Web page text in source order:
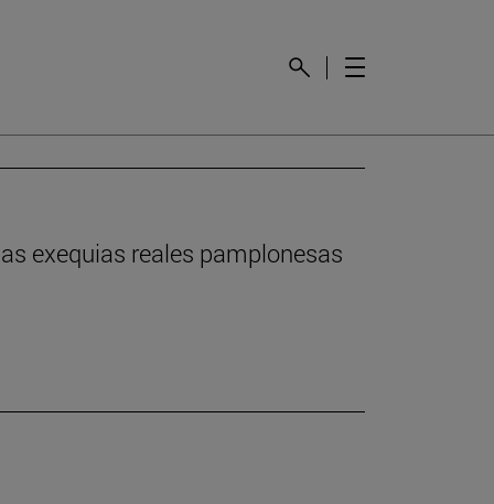
exequias reales pamplonesas